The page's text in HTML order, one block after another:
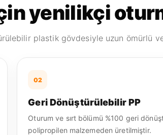
yenilikçi
plastik gövdesiyle uzun ömürlü
02
Geri Dönüştürülebilir PP
Oturum ve sırt bölümü %100 geri
polipropilen malzemeden üretilmiştir.